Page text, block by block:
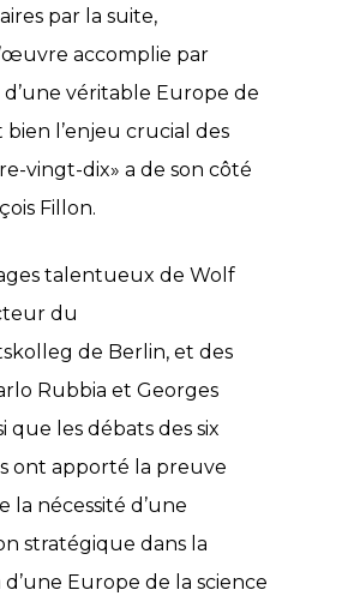
par la suite,
accomplie par
d’une véritable Europe de
bien l’enjeu crucial des
vingt-dix» a de son côté
Fillon.
talentueux de Wolf
du
de Berlin, et des
Rubbia et Georges
que les débats des six
ont apporté la preuve
la nécessité d’une
stratégique dans la
Europe de la science